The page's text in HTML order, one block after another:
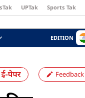
UPTak Sports Tak
EDITION
Feedback